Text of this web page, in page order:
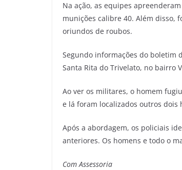
Na ação, as equipes
munições calibre 40. Além disso,
oriundos de roubos.
Segundo informações do boletim
Santa Rita do Trivelato, no bairro
Ao ver os militares, o homem
e lá foram localizados outros
Após a abordagem, os policiais
anteriores. Os homens e todo o
Com Assessoria